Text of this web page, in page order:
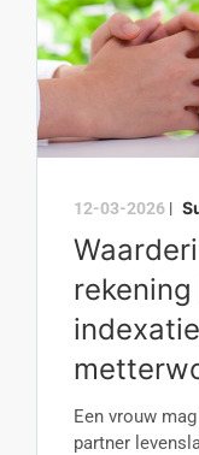
12-03-2026 |
Een vrouw
partner